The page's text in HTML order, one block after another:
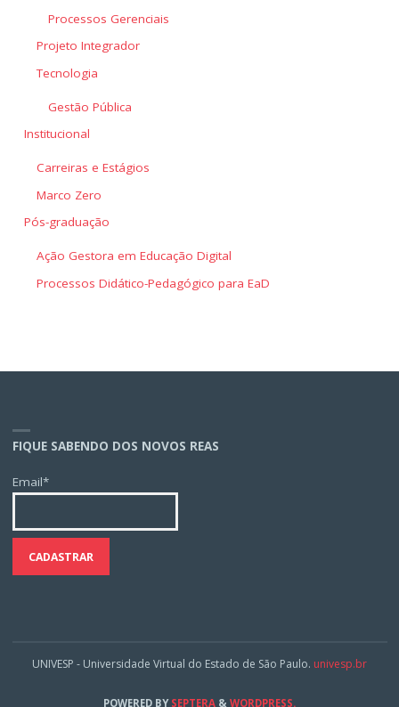
Processos Gerenciais
Projeto Integrador
Tecnologia
Gestão Pública
Institucional
Carreiras e Estágios
Marco Zero
Pós-graduação
Ação Gestora em Educação Digital
Processos Didático-Pedagógico para EaD
FIQUE SABENDO DOS NOVOS REAS
Email*
UNIVESP - Universidade Virtual do Estado de São Paulo. univesp.br
POWERED BYSEPTERA & WORDPRESS.